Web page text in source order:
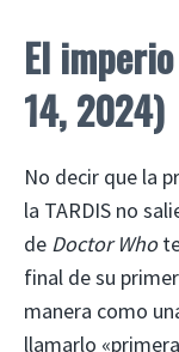
El
14, 2024)
No decir que la
la TARDIS no
de Doctor Who
final de su
manera como
llamarlo